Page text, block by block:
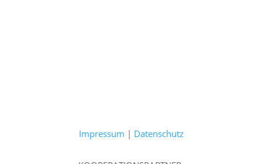
Impressum | Datenschutz